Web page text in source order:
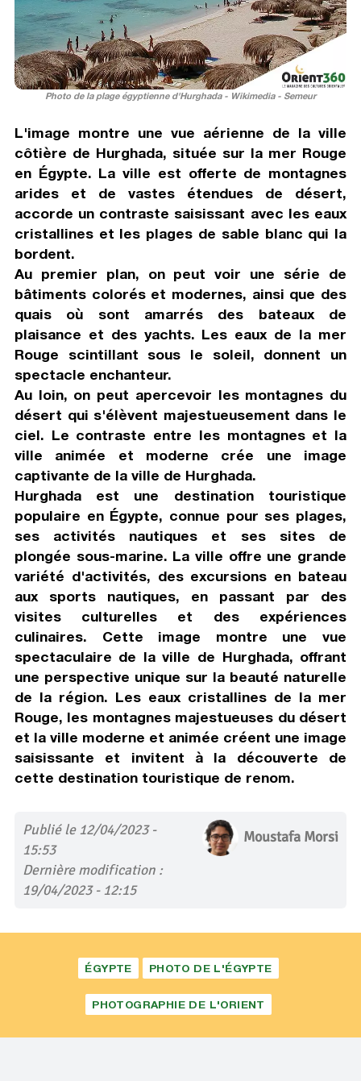
Photo de la plage égyptienne d'Hurghada - Wikimedia - Semeur
L'image montre une vue aérienne de la ville
côtière de Hurghada, située sur la mer Rouge
en Égypte. La ville est offerte de montagnes
arides et de vastes étendues de désert,
accorde un contraste saisissant avec les eaux
cristallines et les plages de sable blanc qui la
bordent.
Au premier plan, on peut voir une série de
bâtiments colorés et modernes, ainsi que des
quais où sont amarrés des bateaux de
plaisance et des yachts. Les eaux de la mer
Rouge scintillant sous le soleil, donnent un
spectacle enchanteur.
Au loin, on peut apercevoir les montagnes du
désert qui s'élèvent majestueusement dans le
ciel. Le contraste entre les montagnes et la
ville animée et moderne crée une image
captivante de la ville de Hurghada.
Hurghada est une destination touristique
populaire en Égypte, connue pour ses plages,
ses activités nautiques et ses sites de
plongée sous-marine. La ville offre une grande
variété d'activités, des excursions en bateau
aux sports nautiques, en passant par des
visites culturelles et des expériences
culinaires. Cette image montre une vue
spectaculaire de la ville de Hurghada, offrant
une perspective unique sur la beauté naturelle
de la région. Les eaux cristallines de la mer
Rouge, les montagnes majestueuses du désert
et la ville moderne et animée créent une image
saisissante et invitent à la découverte de
cette destination touristique de renom.
Publié le 12/04/2023 -
15:53
Dernière modification :
19/04/2023 - 12:15
Moustafa Morsi
ÉGYPTE PHOTO DE L'ÉGYPTE
PHOTOGRAPHIE DE L'ORIENT